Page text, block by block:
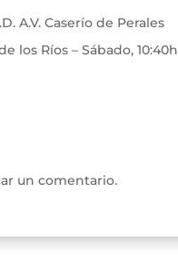
A.V. Caserío de Perales
los Ríos – Sábado, 10:40h
un comentario.